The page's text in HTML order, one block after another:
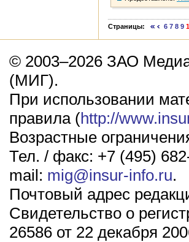
Страницы: 6 7 8 9
© 2003–2026 ЗАО
(МИГ).
При использовании
правила (http://
Возрастные
Тел. / факс: +7 (495)
mail: mig@insur-info.ru.
Почтовый адрес
Свидетельство о
26586 от 22 декабря